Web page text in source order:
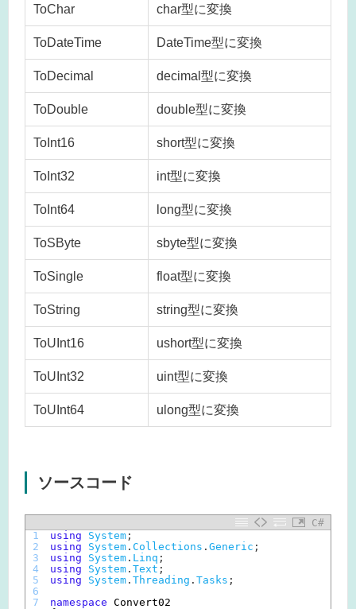
ToChar char型に変換
ToDateTime DateTime型に変換
ToDecimal decimal型に変換
ToDouble double型に変換
ToInt16 short型に変換
ToInt32 int型に変換
ToInt64 long型に変換
ToSByte sbyte型に変換
ToSingle float型に変換
ToString string型に変換
ToUInt16 ushort型に変換
ToUInt32 uint型に変換
ToUInt64 ulong型に変換
ソースコード
C#
1
2
3
4
5
6
7
using System ;
using
System . Collections . Generic ;
using
System . Linq ;
using
System . Text ;
using
System . Threading . Tasks ;
namespace Convert02